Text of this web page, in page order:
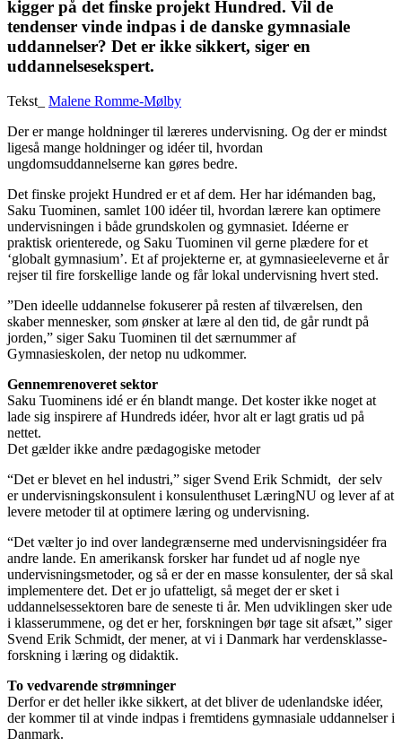
kigger på det finske projekt Hundred. Vil de
tendenser vinde indpas i de danske gymnasiale
uddannelser? Det er ikke sikkert, siger en
uddannelsesekspert.
Tekst_ Malene Romme-Mølby
Der er mange holdninger til læreres undervisning. Og der er mindst
ligeså mange holdninger og idéer til, hvordan
ungdomsuddannelserne kan gøres bedre.
Det finske projekt Hundred er et af dem. Her har idémanden bag,
Saku Tuominen, samlet 100 idéer til, hvordan lærere kan optimere
undervisningen i både grundskolen og gymnasiet. Idéerne er
praktisk orienterede, og Saku Tuominen vil gerne plædere for et
‘globalt gymnasium’. Et af projekterne er, at gymnasieeleverne et år
rejser til fire forskellige lande og får lokal undervisning hvert sted.
”Den ideelle uddannelse fokuserer på resten af tilværelsen, den
skaber mennesker, som ønsker at lære al den tid, de går rundt på
jorden,” siger Saku Tuominen til det særnummer af
Gymnasieskolen, der netop nu udkommer.
Gennemrenoveret sektor
Saku Tuominens idé er én blandt mange. Det koster ikke noget at
lade sig inspirere af Hundreds idéer, hvor alt er lagt gratis ud på
nettet.
Det gælder ikke andre pædagogiske metoder
“Det er blevet en hel industri,” siger Svend Erik Schmidt, der selv
er undervisningskonsulent i konsulenthuset LæringNU og lever af at
levere metoder til at optimere læring og undervisning.
“Det vælter jo ind over landegrænserne med undervisningsidéer fra
andre lande. En amerikansk forsker har fundet ud af nogle nye
undervisningsmetoder, og så er der en masse konsulenter, der så skal
implementere det. Det er jo ufatteligt, så meget der er sket i
uddannelsessektoren bare de seneste ti år. Men udviklingen sker ude
i klasserummene, og det er her, forskningen bør tage sit afsæt,” siger
Svend Erik Schmidt, der mener, at vi i Danmark har verdensklasse-
forskning i læring og didaktik.
To vedvarende strømninger
Derfor er det heller ikke sikkert, at det bliver de udenlandske idéer,
der kommer til at vinde indpas i fremtidens gymnasiale uddannelser i
Danmark.